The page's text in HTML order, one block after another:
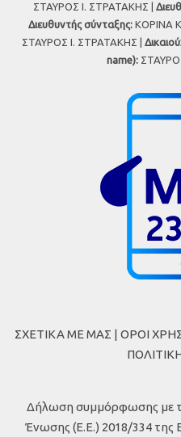
ΣΤΑΥΡΟΣ Ι. ΣΤΡΑΤΑΚΗΣ |
Διευθυντής σύνταξης:ΚΟΡΙΝΑ
ΣΤΑΥΡΟΣ Ι. ΣΤΡΑΤΑΚΗΣ |
name):
ΣΧΕΤΙΚΑ ΜΕ ΜΑΣ | ΟΡΟΙ
Δήλωση συμμόρφωσης με
Ένωσης (Ε.Ε.) 2018/334 της